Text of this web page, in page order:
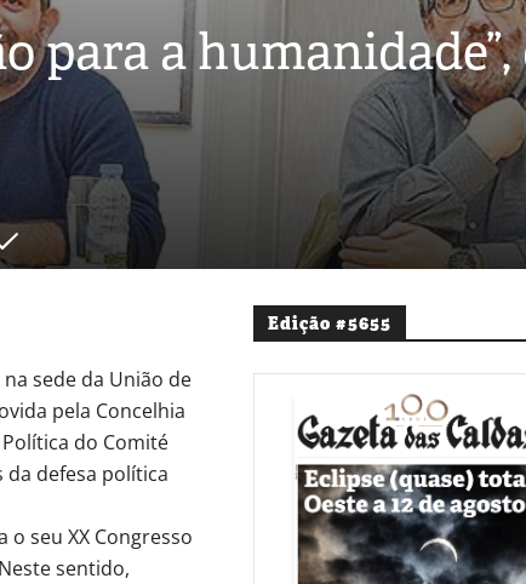
para a
sede da União de
pela Concelhia
do Comité
defesa política
seu XX Congresso
sentido,
Edição #5655